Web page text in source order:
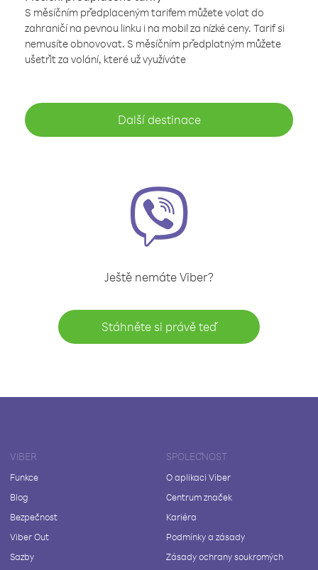
S měsíčním předplaceným tarifem můžete volat do
zahraničí na pevnou linku i na mobil za nízké ceny. Tarif si
nemusíte obnovovat. S měsíčním předplatným můžete
ušetřit za volání, které už využíváte
Další destinace
Ještě nemáte Viber?
Stáhněte si právě teď
VIBER
Funkce
Blog
Bezpečnost
Viber Out
Sazby
SPOLEČNOST
O aplikaci Viber
Centrum značek
Kariéra
Podmínky a zásady
Zásady ochrany soukromých